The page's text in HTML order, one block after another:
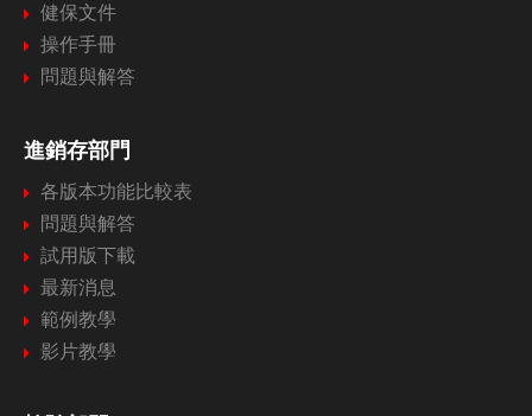
健保文件
操作手冊
問題與解答
進銷存部門
各版本功能比較表
問題與解答
試用版下載
最新消息
範例教學
影片教學